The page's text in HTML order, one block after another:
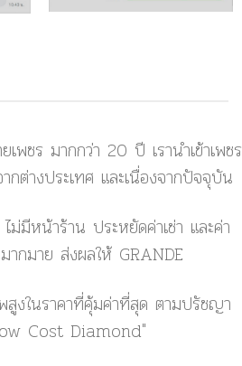
เพชร มากกว่า 20 ปี เรานำเข้าเพชร
กต่างประเทศ และเนื่องจากปัจจุบัน
ม่มีหน้าร้าน ประหยัดค่าเช่า และค่า
ากมาย ส่งผลให้ GRANDE
สูงในราคาที่คุ้มค่าที่สุด ตามปรัชญา
Cost Diamond"